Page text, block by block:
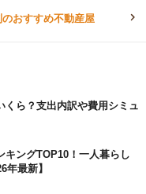
のおすすめ不動産屋
くら？支出内訳や費用シミュ
キングTOP10！一人暮らし
年最新】